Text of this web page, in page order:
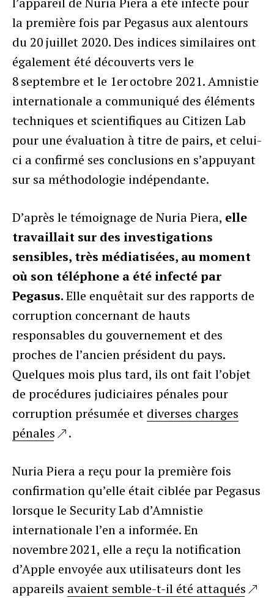
la première fois par Pegasus aux alentours
du 20 juillet 2020. Des indices similaires ont
également été découverts vers le
8 septembre et le 1er octobre 2021. Amnistie
internationale a communiqué des éléments
techniques et scientifiques au Citizen Lab
pour une évaluation à titre de pairs, et celui-
ci a confirmé ses conclusions en s’appuyant
sur sa méthodologie indépendante.
D’après le témoignage de Nuria Piera, elle
travaillait sur des investigations
sensibles, très médiatisées, au moment
où son téléphone a été infecté par
Pegasus.Elle enquêtait sur des rapports de
corruption concernant de hauts
responsables du gouvernement et des
proches de l’ancien président du pays.
Quelques mois plus tard, ils ont fait l’objet
de procédures judiciaires pénales pour
corruption présumée et diverses charges
pénales
.
Nuria Piera a reçu pour la première fois
confirmation qu’elle était ciblée par Pegasus
lorsque le Security Lab d’Amnistie
internationale l’en a informée. En
novembre 2021, elle a reçu la notification
d’Apple envoyée aux utilisateurs dont les
appareils avaient semble-t-il été attaqués